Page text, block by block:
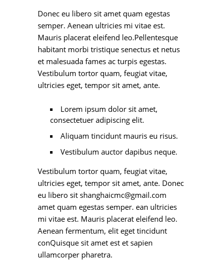
Donec eu libero sit amet quam egestas
semper. Aenean ultricies mi vitae est.
Mauris placerat eleifend leo.Pellentesque
habitant morbi tristique senectus et netus
et malesuada fames ac turpis egestas.
Vestibulum tortor quam, feugiat vitae,
ultricies eget, tempor sit amet, ante.
Lorem ipsum dolor sit amet,
consectetuer adipiscing elit.
Aliquam tincidunt mauris eu risus.
Vestibulum auctor dapibus neque.
Vestibulum tortor quam, feugiat vitae,
ultricies eget, tempor sit amet, ante. Donec
eu libero sit shanghaicmc@gmail.com
amet quam egestas semper. ean ultricies
mi vitae est. Mauris placerat eleifend leo.
Aenean fermentum, elit eget tincidunt
conQuisque sit amet est et sapien
ullamcorper pharetra.